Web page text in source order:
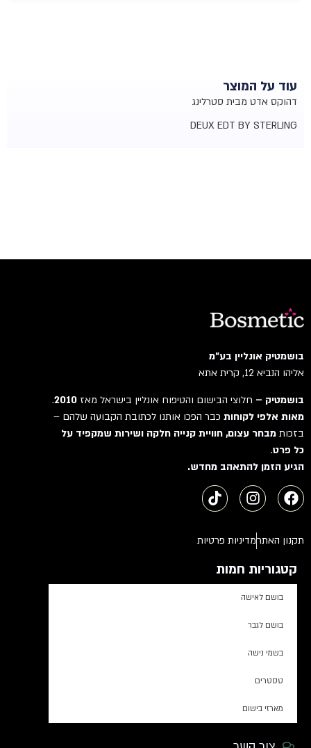
עוד על המוצר
דהוקס אדט מבית סטרלינג
DEUX EDT BY STERLING
בושמטיק אונליין בע"מ
אליהו הנביא 12, קרית אתא
בושמטיק –חלוצי הבישום והטיפוח אונליין בישראל מאז2010
.
מאות אלפי לקוחותכבר הפכו אותנו לכתובת הקבועה שלהם –
בזכותמבחר עצום, חוויית קנייה חלקה ושירות שמקפיד על
כל פרט.
הגיע הזמן להתאהב מחדש.
תקנון האתרמדיניות פרטיות
קטגוריות חמות
בושם לאישה
בושם לגבר
בשמי נישה
טסטרים
מארזי בישום